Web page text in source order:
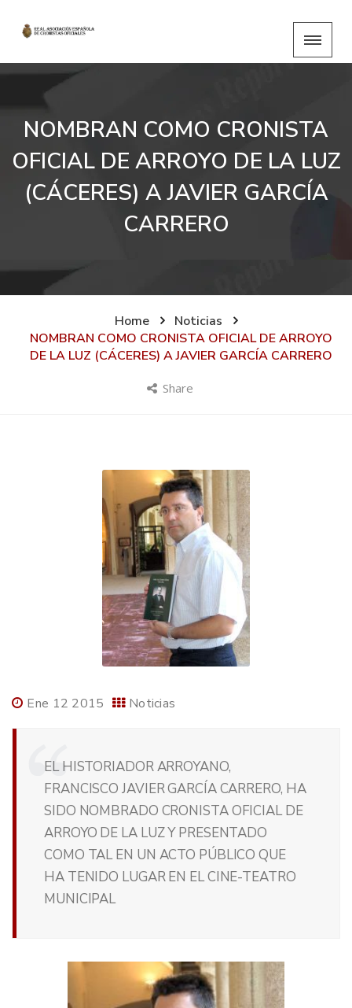
NOMBRAN COMO CRONISTA
OFICIAL DE ARROYO DE LA LUZ
(CÁCERES) A JAVIER GARCÍA
CARRERO
Home
Noticias
NOMBRAN COMO CRONISTA OFICIAL DE ARROYO
DE LA LUZ (CÁCERES) A JAVIER GARCÍA CARRERO
Share
Ene 12 2015 Noticias
EL HISTORIADOR ARROYANO,
FRANCISCO JAVIER GARCÍA CARRERO, HA
SIDO NOMBRADO CRONISTA OFICIAL DE
ARROYO DE LA LUZ Y PRESENTADO
COMO TAL EN UN ACTO PÚBLICO QUE
HA TENIDO LUGAR EN EL CINE-TEATRO
MUNICIPAL